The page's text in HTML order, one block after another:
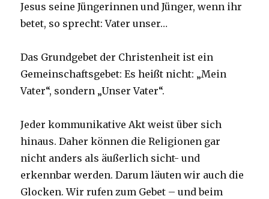
Jesus seine Jüngerinnen und Jünger, wenn ihr
betet, so sprecht: Vater unser…
Das Grundgebet der Christenheit ist ein
Gemeinschaftsgebet: Es heißt nicht: „Mein
Vater“, sondern „Unser Vater“.
Jeder kommunikative Akt weist über sich
hinaus. Daher können die Religionen gar
nicht anders als äußerlich sicht- und
erkennbar werden. Darum läuten wir auch die
Glocken. Wir rufen zum Gebet – und beim